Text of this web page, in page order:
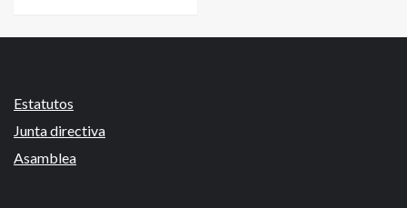
Estatutos
Junta directiva
Asamblea